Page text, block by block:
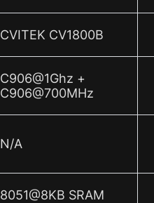
CVITEK CV1800B
C906@1Ghz +
C906@700MHz
N/A
8051@8KB SRAM